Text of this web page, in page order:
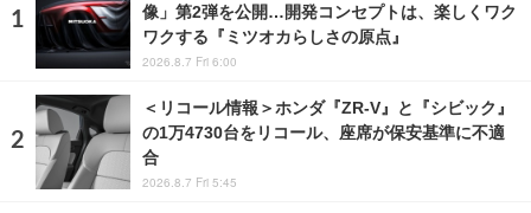
像」第2弾を公開…開発コンセプトは、楽しくワク
ワクする『ミツオカらしさの原点』
2026.8.7 Fri 6:00
＜リコール情報＞ホンダ『ZR-V』と『シビック』
の1万4730台をリコール、座席が保安基準に不適
合
2026.8.7 Fri 5:45